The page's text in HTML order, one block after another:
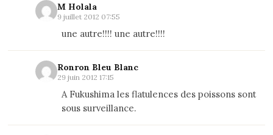
M Holala
9 juillet 2012 07:55
une autre!!!! une autre!!!!
Ronron Bleu Blanc
29 juin 2012 17:15
A Fukushima les flatulences des poissons sont
sous surveillance.